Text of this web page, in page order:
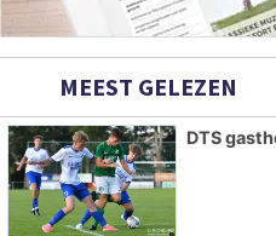
MEEST GELEZEN
DTS